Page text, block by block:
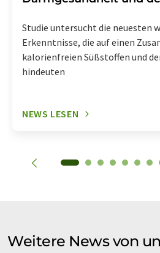
Studie untersucht die neuesten
Erkenntnisse, die auf einen
kalorienfreien Süßstoffen und
hindeuten
NEWS LESEN
Weitere News von